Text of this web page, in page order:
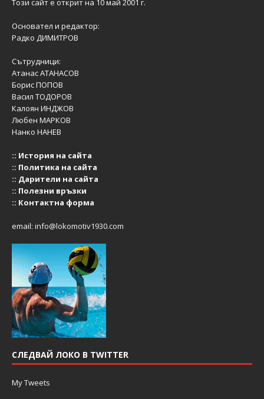
Този сайт е открит на 10 май 2001 г.
Основател и редактор:
Радко ДИМИТРОВ
Сътрудници:
Атанас АТАНАСОВ
Борис ПОПОВ
Васил ТОДОРОВ
Калоян ИНДЖОВ
Любен МАРКОВ
Нанко НАНЕВ
:: История на сайта
:: Политика на сайта
:: Дарители на сайта
:: Полезни връзки
:: Контактна форма
email: info@lokomotiv1930.com
СЛЕДВАЙ ЛОКО В TWITTER
My Tweets